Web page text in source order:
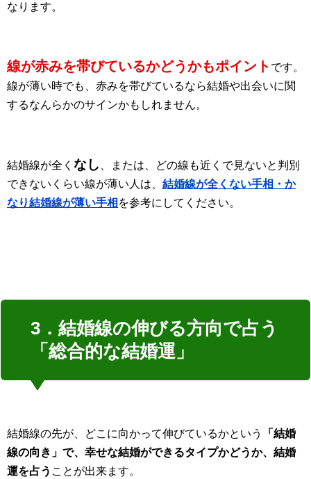
なります。
線が赤みを帯びているかどうかもポイント です。
線が薄い時でも、赤みを帯びているなら結婚や出会いに関
するなんらかのサインかもしれません。
結婚線が全く なし
、または、どの線も近くで見ないと判別
できないくらい線が薄い人は、 結婚線が全くない手相・か
なり結婚線が薄い手相 を参考にしてください。
3．結婚線の伸びる方向で占う
「総合的な結婚運」
結婚線の先が、どこに向かって伸びているかという
「結婚
線の向き」で、幸せな結婚ができるタイプかどうか、結婚
運を占う ことが出来ます。